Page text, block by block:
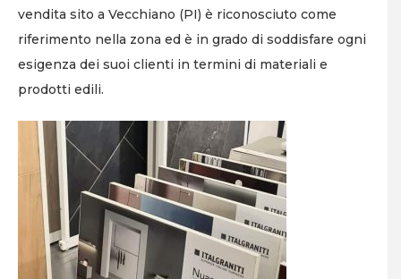
vendita sito a Vecchiano (PI) è riconosciuto come
riferimento nella zona ed è in grado di soddisfare ogni
esigenza dei suoi clienti in termini di materiali e
prodotti edili.